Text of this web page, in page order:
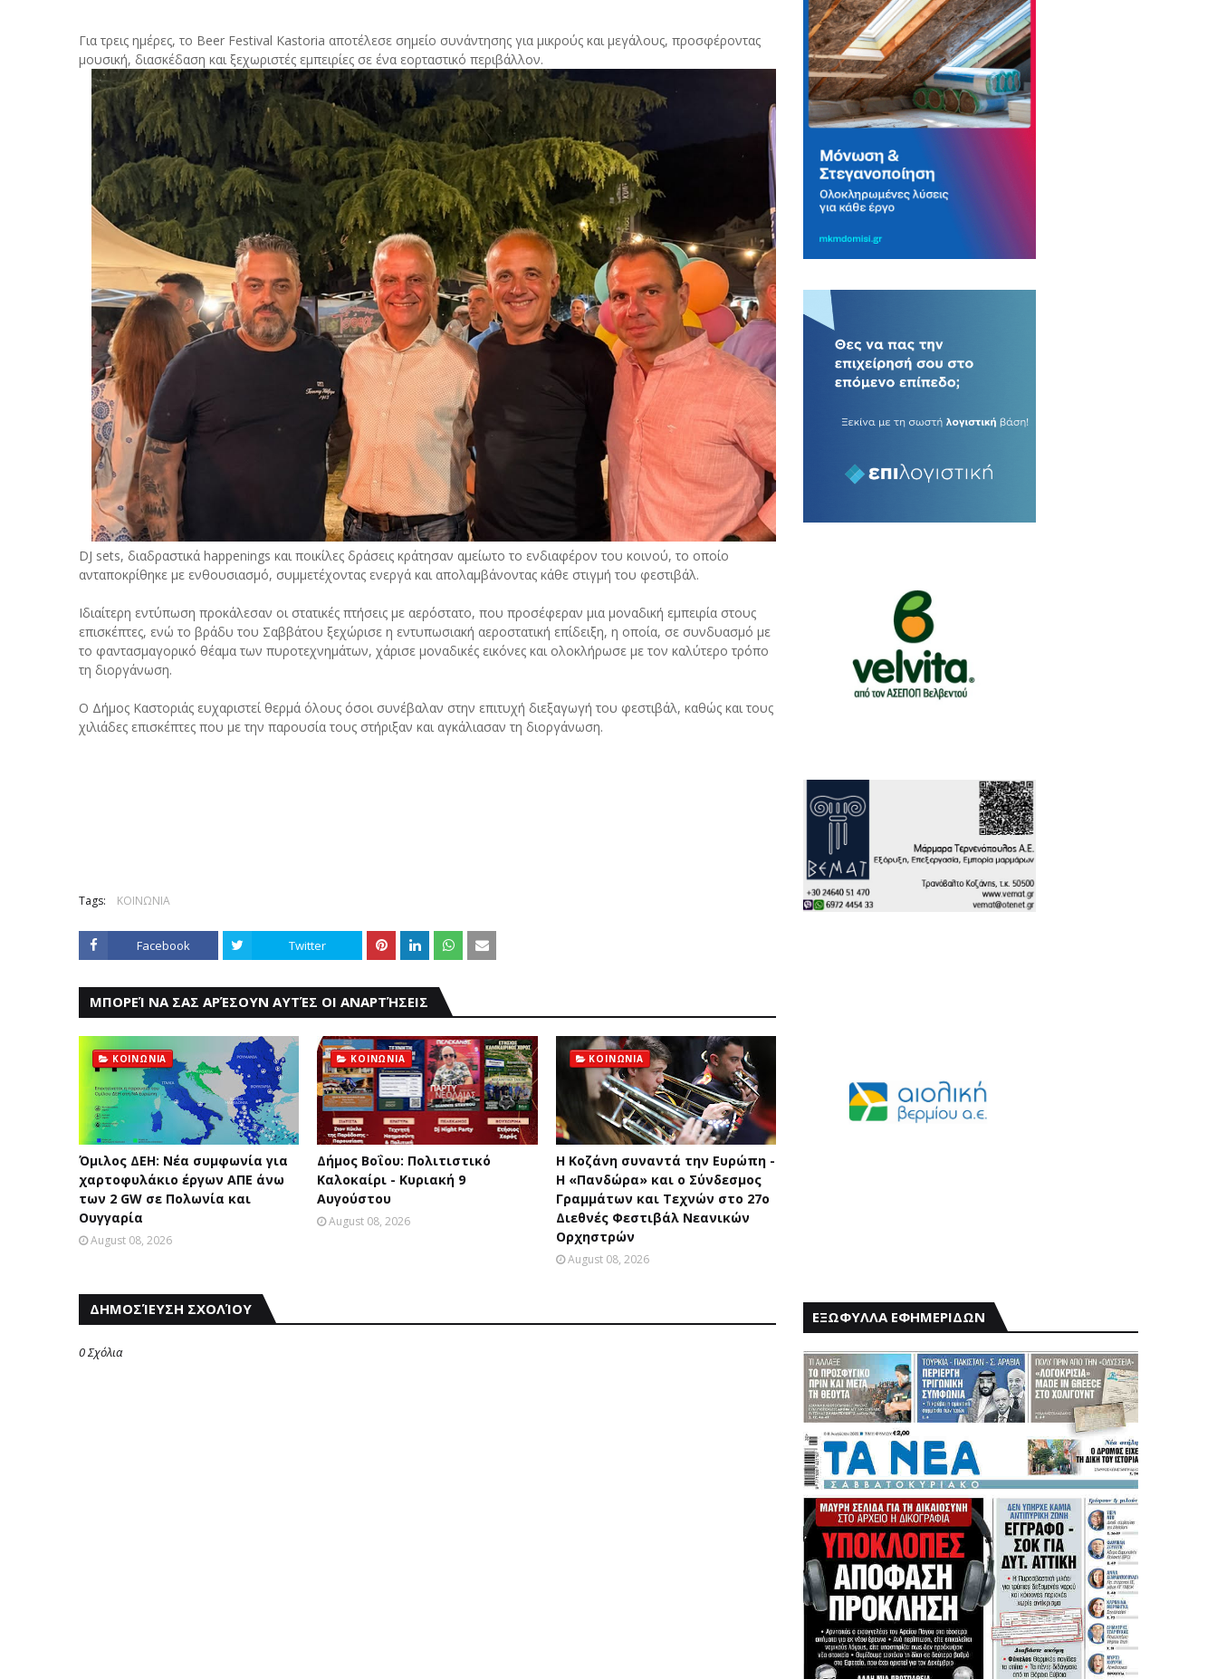
Για τρεις ημέρες, το Beer Festival Kastoria αποτέλεσε σημείο συνάντησης για μικρούς και μεγάλους, προσφέροντας
μουσική, διασκέδαση και ξεχωριστές εμπειρίες σε ένα εορταστικό περιβάλλον.
DJ sets, διαδραστικά happenings και ποικίλες δράσεις κράτησαν αμείωτο το ενδιαφέρον του κοινού, το οποίο
ανταποκρίθηκε με ενθουσιασμό, συμμετέχοντας ενεργά και απολαμβάνοντας κάθε στιγμή του φεστιβάλ.
Ιδιαίτερη εντύπωση προκάλεσαν οι στατικές πτήσεις με αερόστατο, που προσέφεραν μια μοναδική εμπειρία στους
επισκέπτες, ενώ το βράδυ του Σαββάτου ξεχώρισε η εντυπωσιακή αεροστατική επίδειξη, η οποία, σε συνδυασμό με
το φαντασμαγορικό θέαμα των πυροτεχνημάτων, χάρισε μοναδικές εικόνες και ολοκλήρωσε με τον καλύτερο τρόπο
τη διοργάνωση.
Ο Δήμος Καστοριάς ευχαριστεί θερμά όλους όσοι συνέβαλαν στην επιτυχή διεξαγωγή του φεστιβάλ, καθώς και τους
χιλιάδες επισκέπτες που με την παρουσία τους στήριξαν και αγκάλιασαν τη διοργάνωση.
Tags: ΚΟΙΝΩΝΙΑ
Facebook Twitter
ΜΠΟΡΕΊ ΝΑ ΣΑΣ ΑΡΈΣΟΥΝ ΑΥΤΈΣ ΟΙ ΑΝΑΡΤΉΣΕΙΣ
ΚΟΙΝΩΝΙΑ
Όμιλος ΔΕΗ: Νέα συμφωνία για
χαρτοφυλάκιο έργων ΑΠΕ άνω
των 2 GW σε Πολωνία και
Ουγγαρία
August 08, 2026
ΚΟΙΝΩΝΙΑ
Δήμος Βοΐου: Πολιτιστικό
Καλοκαίρι - Κυριακή 9
Αυγούστου
August 08, 2026
ΚΟΙΝΩΝΙΑ
Η Κοζάνη συναντά την Ευρώπη -
Η «Πανδώρα» και ο Σύνδεσμος
Γραμμάτων και Τεχνών στο 27ο
Διεθνές Φεστιβάλ Νεανικών
Ορχηστρών
August 08, 2026
ΔΗΜΟΣΊΕΥΣΗ ΣΧΟΛΊΟΥ
0 Σχόλια
ΕΞΩΦΥΛΛΑ ΕΦΗΜΕΡΙΔΩΝ